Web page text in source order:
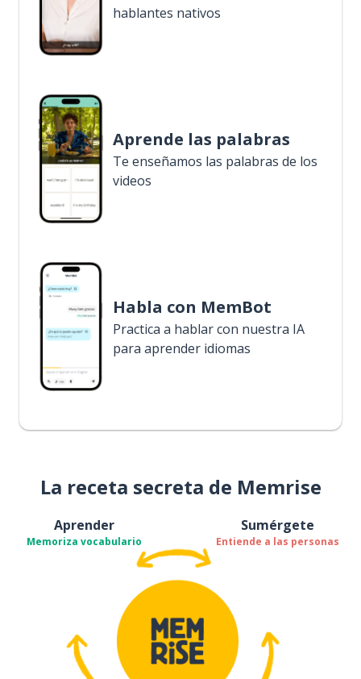
hablantes nativos
Aprende las palabras
Te enseñamos las palabras de los
videos
Habla con MemBot
Practica a hablar con nuestra IA
para aprender idiomas
La receta secreta de Memrise
Aprender
Memoriza vocabulario
Sumérgete
Entiende a las personas